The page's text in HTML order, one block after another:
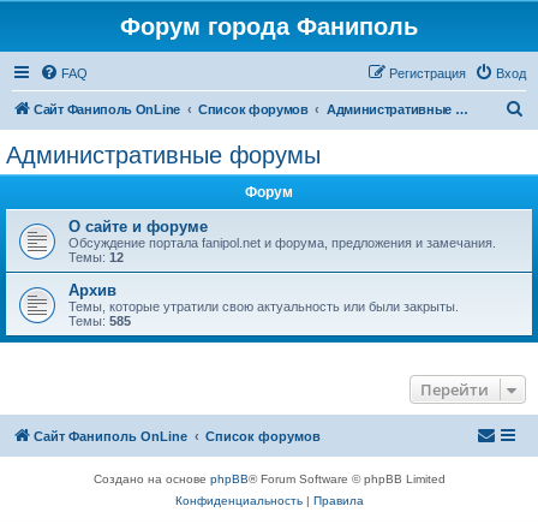
Форум города Фаниполь
FAQ Вход
Регистрация
Сайт Фаниполь OnLine Список форумов Административные форумы
Административные форумы
Форум
О сайте и форуме
Обсуждение портала fanipol.net и форума, предложения и замечания.
Темы: 12
Архив
Темы, которые утратили свою актуальность или были закрыты.
Темы: 585
Перейти
Сайт Фаниполь OnLine Список форумов
Создано на основе phpBB® Forum Software © phpBB Limited
Конфиденциальность| Правила